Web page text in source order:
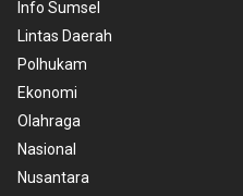
Info Sumsel
Lintas Daerah
Polhukam
Ekonomi
Olahraga
Nasional
Nusantara